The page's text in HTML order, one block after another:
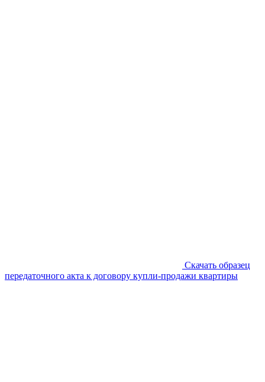
Скачать образец
передаточного акта к договору купли-продажи квартиры